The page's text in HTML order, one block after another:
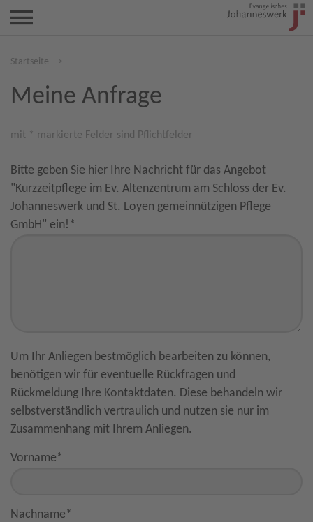
Startseite >
Meine Anfrage
mit * markierte Felder sind Pflichtfelder
Bitte geben Sie hier Ihre Nachricht für das Angebot
"Kurzzeitpflege im Ev. Altenzentrum am Schloss der Ev.
Johanneswerk und St. Loyen gemeinnützigen Pflege
GmbH" ein! *
Um Ihr Anliegen bestmöglich bearbeiten zu können,
benötigen wir für eventuelle Rückfragen und
Rückmeldung Ihre Kontaktdaten. Diese behandeln wir
selbstverständlich vertraulich und nutzen sie nur im
Zusammenhang mit Ihrem Anliegen.
Vorname*
Nachname*